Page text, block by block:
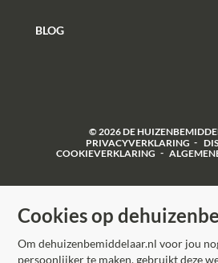
BLOG
© 2026DE
PRIVACYVERKLARING
COOKIEVERKLARING
Cookies op
Om dehuizenbemiddelaar.nl voor jou
persoonlijker te maken, gebruikt deze